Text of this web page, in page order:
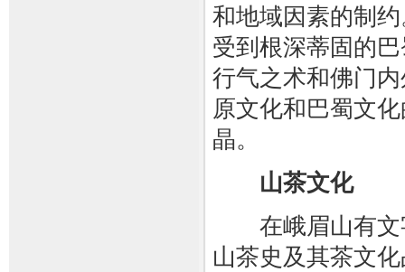
和地域因素的制
受到根深蒂固的
行气之术和佛门
原文化和巴蜀文
晶。
山茶文化
在峨眉山有文
山茶史及其茶文